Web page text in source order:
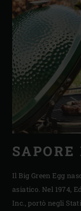
Il Big Green Egg
asiatico. Nel 1974,
Inc., portò negli